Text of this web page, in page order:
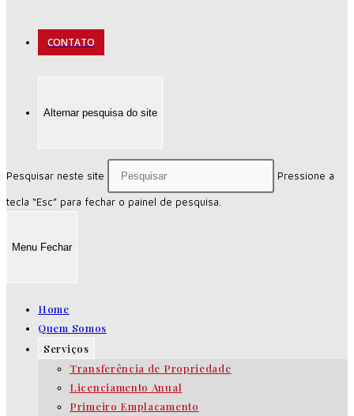
CONTATO
Alternar pesquisa do site
Pesquisar neste site Pressione a
tecla “Esc” para fechar o painel de pesquisa.
Menu Fechar
Home
Quem Somos
Serviços
Transferência de Propriedade
Licenciamento Anual
Primeiro Emplacamento